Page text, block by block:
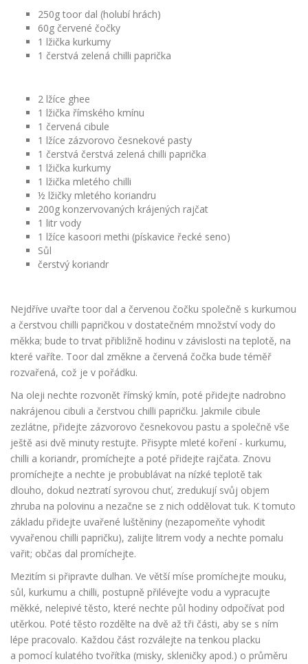
250g toor dal (holubí hrách)
60g červené čočky
1 lžička kurkumy
1 čerstvá zelená chilli paprička
2 lžíce ghee
1 lžička římského kmínu
1 červená cibule
1 lžíce zázvorovo česnekové pasty
1 čerstvá čerstvá zelená chilli paprička
1 lžička kurkumy
1 lžička mletého chilli
½ lžičky mletého koriandru
200g konzervovaných krájených rajčat
1 litr vody
1 lžíce kasoori methi (pískavice řecké seno)
Sůl
čerstvý koriandr
Nejdříve uvařte toor dal a červenou čočku společně s kurkumou
a čerstvou chilli papričkou v dostatečném množství vody do
měkka; bude to trvat přibližně hodinu v závislosti na teplotě, na
které vaříte. Toor dal změkne a červená čočka bude téměř
rozvařená, což je v pořádku.
Na oleji nechte rozvonět římský kmín, poté přidejte nadrobno
nakrájenou cibuli a čerstvou chilli papričku. Jakmile cibule
zezlátne, přidejte zázvorovo česnekovou pastu a společně vše
ještě asi dvě minuty restujte. Přisypte mleté koření - kurkumu,
chilli a koriandr, promíchejte a poté přidejte rajčata. Znovu
promíchejte a nechte je probublávat na nízké teplotě tak
dlouho, dokud neztratí syrovou chuť, zredukují svůj objem
zhruba na polovinu a nezačne se z nich oddělovat tuk. K tomuto
základu přidejte uvařené luštěniny (nezapomeňte vyhodit
vyvařenou chilli papričku), zalijte litrem vody a nechte pomalu
vařit; občas dal promíchejte.
Mezitím si připravte dulhan. Ve větší míse promíchejte mouku,
sůl, kurkumu a chilli, postupně přilévejte vodu a vypracujte
měkké, nelepivé těsto, které nechte půl hodiny odpočívat pod
utěrkou. Poté těsto rozdělte na dvě až tři části, aby se s ním
lépe pracovalo. Každou část rozválejte na tenkou placku
a pomocí kulatého tvořítka (misky, skleničky apod.) o průměru